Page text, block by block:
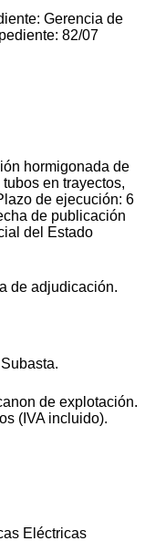
Gerencia de
82/07
hormigonada de
en trayectos,
de ejecución: 6
de publicación
del Estado
de adjudicación.
de explotación.
(IVA incluido).
Eléctricas